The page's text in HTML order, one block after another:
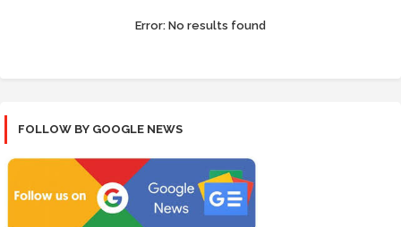
Error: No results found
FOLLOW BY GOOGLE NEWS